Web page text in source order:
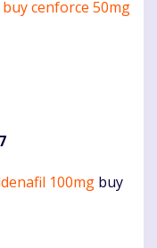
buy cenforce 50mg
100mg buy